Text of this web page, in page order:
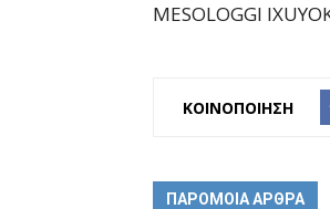
MESOLOGGI
ΚΟΙΝΟΠΟΙΗΣΗ
ΠΑΡΟΜΟΙΑ ΑΡΘΡΑ